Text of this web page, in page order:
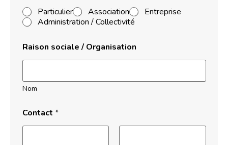
Particulier
Association
Entreprise
Administration / Collectivité
Raison sociale / Organisation
Nom
Contact *